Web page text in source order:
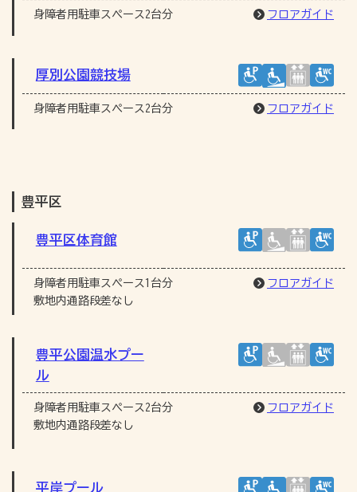
身障者用駐車スペース2台分 フロアガイド
厚別公園競技場
身障者用駐車スペース2台分 フロアガイド
豊平区
豊平区体育館
身障者用駐車スペース1台分
敷地内通路段差なし
フロアガイド
豊平公園温水プー
ル
身障者用駐車スペース2台分
敷地内通路段差なし
フロアガイド
平岸プール